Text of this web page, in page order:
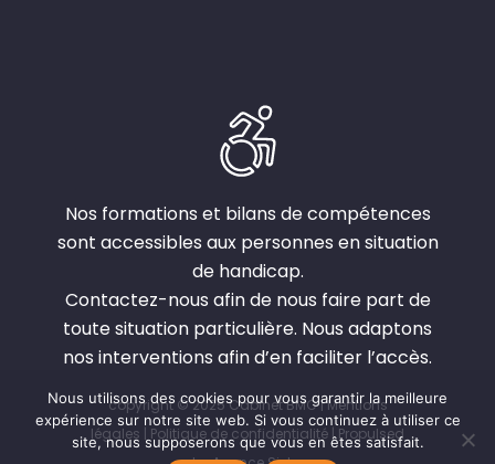
Nos formations et bilans de compétences
sont accessibles aux personnes en situation
de handicap.
Contactez-nous afin de nous faire part de
toute situation particulière. Nous adaptons
nos interventions afin d’en faciliter l’accès.
copyright © 2025 Cabinet BMC |Mentions
légales
Politique de confidentialité | Propulsed
Nous utilisons des cookies pour vous garantir la meilleure
expérience sur notre site web. Si vous continuez à utiliser ce
site, nous supposerons que vous en êtes satisfait.